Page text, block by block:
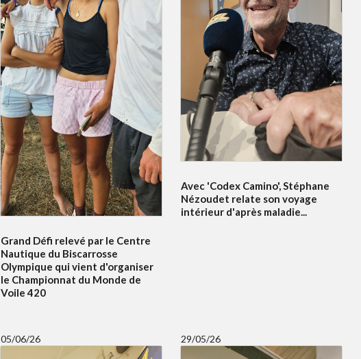
Grand Défi relevé par le Centre
Nautique du Biscarrosse
Olympique qui vient d'organiser
le Championnat du Monde de
Voile 420
Avec 'Codex Camino', Stéphane
Nézoudet relate son voyage
intérieur d'après maladie...
05/06/26 29/05/26